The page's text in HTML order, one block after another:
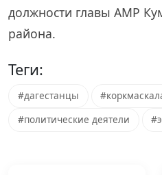
должности главы АМР
района.
Теги:
#дагестанцы
#политические деятели